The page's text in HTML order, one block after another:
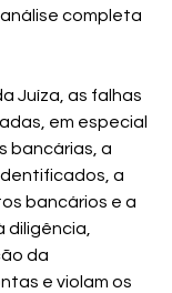
completa
Juíza, as falhas
em especial
bancárias, a
a
bancários e a
diligência,
da
e violam os